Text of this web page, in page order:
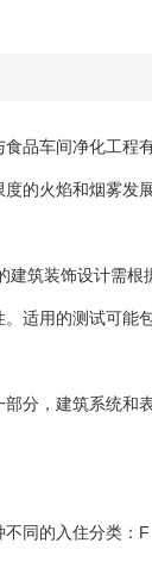
品车间净化工程
的火焰和烟雾发
建筑装饰设计需
适用的测试可能
分，建筑系统和
同的入住分类：